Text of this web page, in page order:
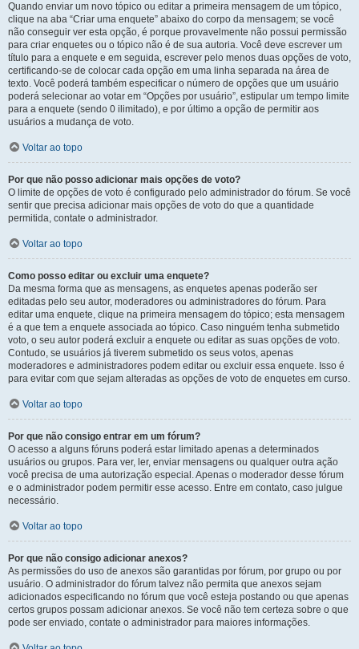
Quando enviar um novo tópico ou editar a primeira mensagem de um tópico,
clique na aba “Criar uma enquete” abaixo do corpo da mensagem; se você
não conseguir ver esta opção, é porque provavelmente não possui permissão
para criar enquetes ou o tópico não é de sua autoria. Você deve escrever um
título para a enquete e em seguida, escrever pelo menos duas opções de voto,
certificando-se de colocar cada opção em uma linha separada na área de
texto. Você poderá também especificar o número de opções que um usuário
poderá selecionar ao votar em “Opções por usuário”, estipular um tempo limite
para a enquete (sendo 0 ilimitado), e por último a opção de permitir aos
usuários a mudança de voto.
Voltar ao topo
Por que não posso adicionar mais opções de voto?
O limite de opções de voto é configurado pelo administrador do fórum. Se você
sentir que precisa adicionar mais opções de voto do que a quantidade
permitida, contate o administrador.
Voltar ao topo
Como posso editar ou excluir uma enquete?
Da mesma forma que as mensagens, as enquetes apenas poderão ser
editadas pelo seu autor, moderadores ou administradores do fórum. Para
editar uma enquete, clique na primeira mensagem do tópico; esta mensagem
é a que tem a enquete associada ao tópico. Caso ninguém tenha submetido
voto, o seu autor poderá excluir a enquete ou editar as suas opções de voto.
Contudo, se usuários já tiverem submetido os seus votos, apenas
moderadores e administradores podem editar ou excluir essa enquete. Isso é
para evitar com que sejam alteradas as opções de voto de enquetes em curso.
Voltar ao topo
Por que não consigo entrar em um fórum?
O acesso a alguns fóruns poderá estar limitado apenas a determinados
usuários ou grupos. Para ver, ler, enviar mensagens ou qualquer outra ação
você precisa de uma autorização especial. Apenas o moderador desse fórum
e o administrador podem permitir esse acesso. Entre em contato, caso julgue
necessário.
Voltar ao topo
Por que não consigo adicionar anexos?
As permissões do uso de anexos são garantidas por fórum, por grupo ou por
usuário. O administrador do fórum talvez não permita que anexos sejam
adicionados especificando no fórum que você esteja postando ou que apenas
certos grupos possam adicionar anexos. Se você não tem certeza sobre o que
pode ser enviado, contate o administrador para maiores informações.